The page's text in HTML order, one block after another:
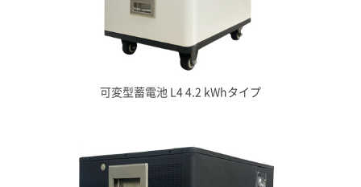
可変型蓄電池​ L4 4.2 kWhタイプ